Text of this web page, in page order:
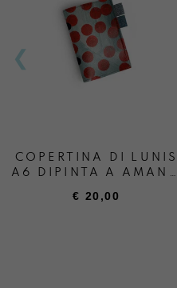
COPERTINA DI LUNIS
A6 DIPINTA A AMANO
€ 20,00